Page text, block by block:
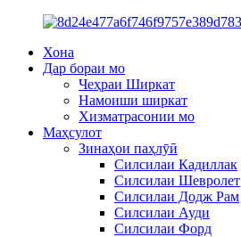
Хона
Дар бораи мо
Чеҳраи Ширкат
Намоиши ширкат
Хизматрасонии мо
Маҳсулот
Зинаҳои паҳлӯӣ
Силсилаи Кадиллак
Силсилаи Шевролет
Силсилаи Додж Рам
Силсилаи Ауди
Силсилаи Форд